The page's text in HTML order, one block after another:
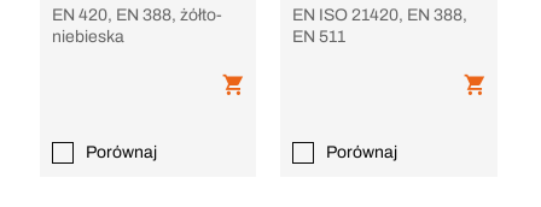
EN 420, EN 388, żółto-
niebieska
Porównaj
EN ISO 21420, EN 388,
EN 511
Porównaj